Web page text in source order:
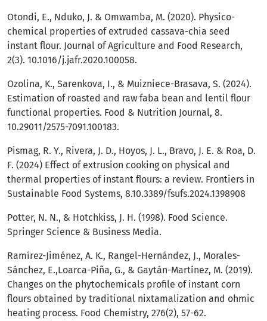
Otondi, E., Nduko, J. & Omwamba, M. (2020). Physico-
chemical properties of extruded cassava-chia seed
instant flour. Journal of Agriculture and Food Research,
2(3). 10.1016/j.jafr.2020.100058.
Ozolina, K., Sarenkova, I., & Muizniece-Brasava, S. (2024).
Estimation of roasted and raw faba bean and lentil flour
functional properties. Food & Nutrition Journal, 8.
10.29011/2575-7091.100183.
Pismag, R. Y., Rivera, J. D., Hoyos, J. L., Bravo, J. E. & Roa, D.
F. (2024) Effect of extrusion cooking on physical and
thermal properties of instant flours: a review. Frontiers in
Sustainable Food Systems, 8.10.3389/fsufs.2024.1398908
Potter, N. N., & Hotchkiss, J. H. (1998). Food Science.
Springer Science & Business Media.
Ramírez-Jiménez, A. K., Rangel-Hernández, J., Morales-
Sánchez, E.,Loarca-Piña, G., & Gaytán-Martínez, M. (2019).
Changes on the phytochemicals profile of instant corn
flours obtained by traditional nixtamalization and ohmic
heating process. Food Chemistry, 276(2), 57-62.